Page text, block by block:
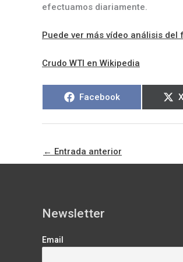
efectuamos diariamente.
Puede ver más vídeo análisis del
Crudo WTI en Wikipedia
Compartir
Facebook
← Entrada anterior
Newsletter
Email